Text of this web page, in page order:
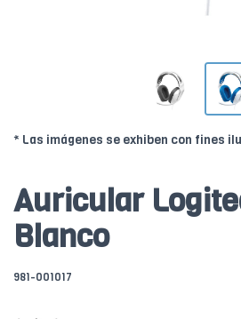
* Las imágenes se exhiben con fines
Auricular
Blanco
981-001017